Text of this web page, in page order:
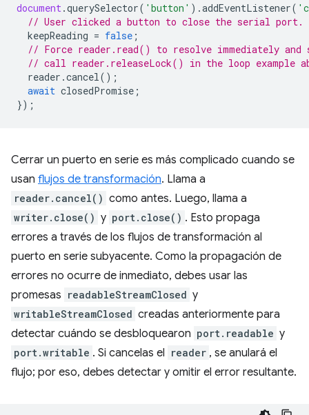
document.querySelector( 'button' ).addEventListener(
// User clicked a button to close the serial port.
keepReading = false ;
// Force reader.read() to resolve immediately and
// call reader.releaseLock() in the loop example
reader .cancel();
await closedPromise ;
});
Cerrar un puerto en serie es más complicado cuando se
usan flujos de transformación. Llama a
reader.cancel() como antes. Luego, llama a
writer.close() y port.close() . Esto propaga
errores a través de los flujos de transformación al
puerto en serie subyacente. Como la propagación de
errores no ocurre de inmediato, debes usar las
promesas readableStreamClosed y
writableStreamClosed creadas anteriormente para
detectar cuándo se desbloquearon port.readable y
port.writable . Si cancelas el reader , se anulará el
flujo; por eso, debes detectar y omitir el error resultante.